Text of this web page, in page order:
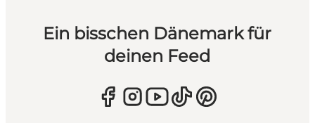
Ein bisschen Dänemark für
deinen Feed